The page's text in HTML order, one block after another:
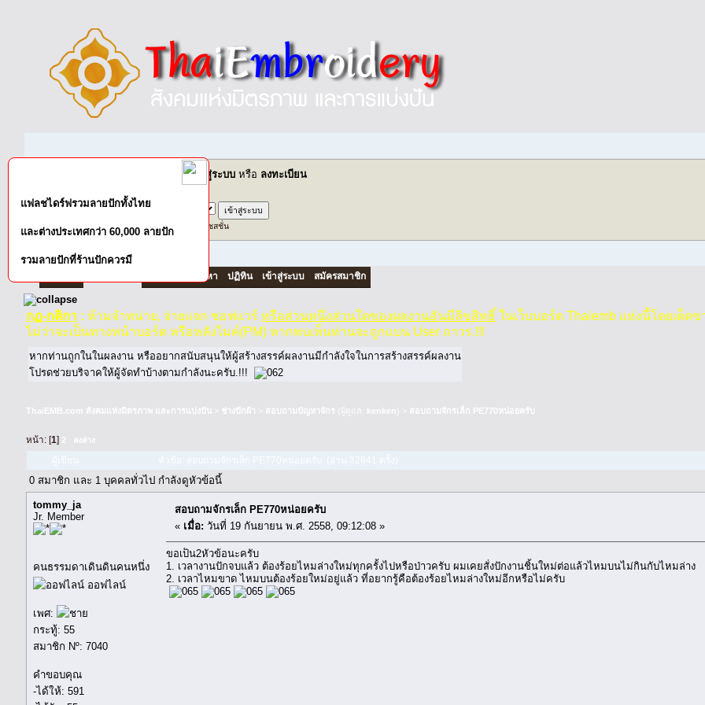
กรุณาเข้าสู่ระบบ หรือ ลงทะเบียน
เข้าสู่ระบบด้วยชื่อผู้ใช้ รหัสผ่าน และระยะเวลาในเซสชั่น
ค้นหา ปฏิทิน เข้าสู่ระบบ สมัครสมาชิก
กฏ-กติกา : ห้ามจำหน่าย, จ่ายแจก ซอฟแวร์ หรือส่วนหนึ่งส่วนใดของผลงานอันมีลิขสิทธิ์ ในเว็บบอร์ด Thaiemb แห่งนี้โดยเด็ดข
ไม่ว่าจะเป็นทางหน้าบอร์ด หรือหลังไมค์(PM) หากพบเห็นท่านจะถูกแบน User ถาวร.!!!
หากท่านถูกในในผลงาน หรืออยากสนับสนุนให้ผู้สร้างสรรค์ผลงานมีกำลังใจในการสร้างสรรค์ผลงาน
โปรดช่วยบริจาคให้ผู้จัดทำบ้างตามกำลังนะครับ.!!!
ThaiEMB.com สังคมแห่งมิตรภาพ และการแบ่งปัน ช่างปักผ้า สอบถามปัญหาจักร (ผู้ดูแล: kenken ) > สอบถามจักรเล็ก PE770หน่อยครับ
หน้า: [1] 2 ลงล่าง
0 สมาชิก และ 1 บุคคลทั่วไป กำลังดูหัวข้อนี้
tommy_ja
Jr. Member
คนธรรมดาเดินดินคนหนึ่ง
ออฟไลน์
เพศ:
กระทู้: 55
สมาชิก Nº: 7040
คำขอบคุณ
-ได้ให้: 591
สอบถามจักรเล็ก PE770หน่อยครับ
« เมื่อ: วันที่ 19 กันยายน พ.ศ. 2558, 09:12:08 »
ขอเป็น2หัวข้อนะครับ
1. เวลางานปักจบแล้ว ต้องร้อยไหมล่างใหม่ทุกครั้งไปหรือป่าวครับ ผมเคยสั่งปักงานชิ้นใหม่ต่อแล้วไหมบนไม่กินกับไหมล่าง
2. เวลาไหมขาด ไหมบนต้องร้อยใหม่อยู่แล้ว ที่อยากรู้คือต้องร้อยไหมล่างใหม่อีกหรือไม่ครับ
แฟลชไดร์ฟรวมลายปักทั้งไทย
และต่างประเทศกว่า 60,000 ลายปัก
รวมลายปักที่ร้านปักควรมี